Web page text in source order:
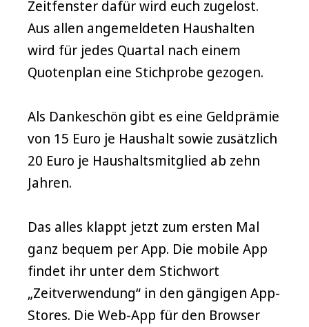
Zeitfenster dafür wird euch zugelost.
Aus allen angemeldeten Haushalten
wird für jedes Quartal nach einem
Quotenplan eine Stichprobe gezogen.
Als Dankeschön gibt es eine Geldprämie
von 15 Euro je Haushalt sowie zusätzlich
20 Euro je Haushaltsmitglied ab zehn
Jahren.
Das alles klappt jetzt zum ersten Mal
ganz bequem per App. Die mobile App
findet ihr unter dem Stichwort
„Zeitverwendung“ in den gängigen App-
Stores. Die Web-App für den Browser